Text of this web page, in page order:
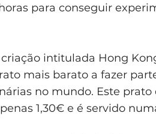
para conseguir
intitulada Hong
mais barato a fazer
no mundo. Este
1,30€ e é servido